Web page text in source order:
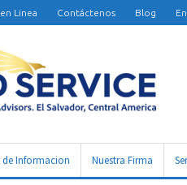
Linea Contáctenos Blog
de Informacion Nuestra Firma